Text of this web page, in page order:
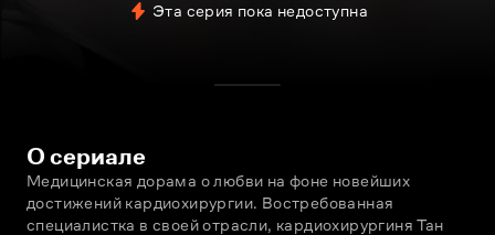
Эта серия пока недоступна
О сериале
Медицинская дорама о любви на фоне новейших
достижений кардиохирургии. Востребованная
специалистка в своей отрасли, кардиохирургиня Тан